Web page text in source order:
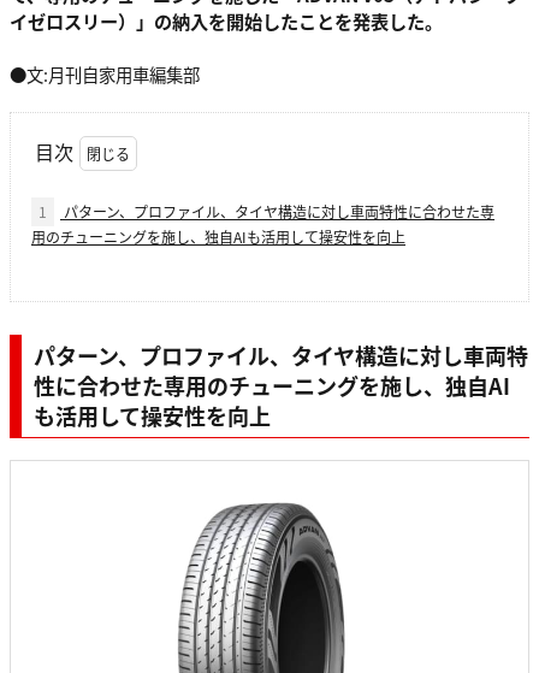
イゼロスリー）」の納入を開始したことを発表した。
●文:月刊自家用車編集部
目次
1
パターン、プロファイル、タイヤ構造に対し車両特性に合わせた専
用のチューニングを施し、独自AIも活用して操安性を向上
パターン、プロファイル、タイヤ構造に対し車両特
性に合わせた専用のチューニングを施し、独自AI
も活用して操安性を向上